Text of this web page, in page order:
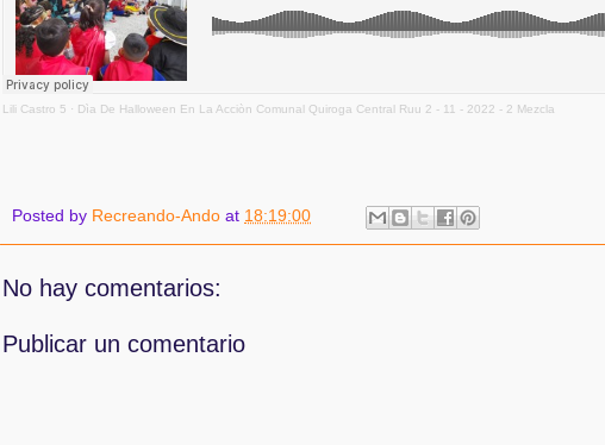
Lili Castro 5 · Dìa De Halloween En La Acciòn Comunal Quiroga Central Ruu 2 - 11 - 2022 - 2 Mezcla
Posted by Recreando-Ando at 18:19:00
No hay comentarios:
Publicar un comentario